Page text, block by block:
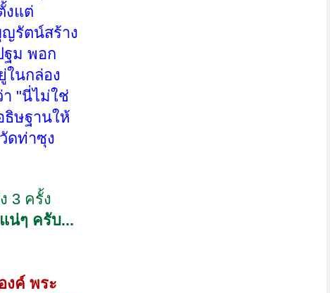
งแต่
รัตน์สร้าง
ฐม พอก
ในกล่อง
"นี่ไม่ใช่
ษฐานให้
ดท่าซุง
3 ครั้ง
น่ๆ ครับ...
งค์ พระ